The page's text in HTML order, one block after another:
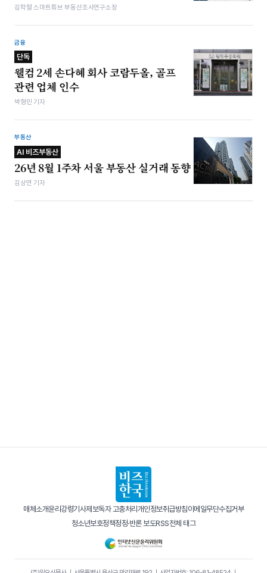
김학렬 스마트튜브 부동산조사연구소장
금융
단독
웰컴 2세 손다혜 회사 코람두올, 골프
관련 업체 인수
박형민 기자
부동산
AI 비즈부동산
26년 8월 1주차 서울 부동산 실거래 동향
김상연 기자
매체소개윤리강령기사제보독자 고충처리 개인정보취급방침이메일무단수집거부
청소년보호정책정정·반론 보도RSS전체 태그